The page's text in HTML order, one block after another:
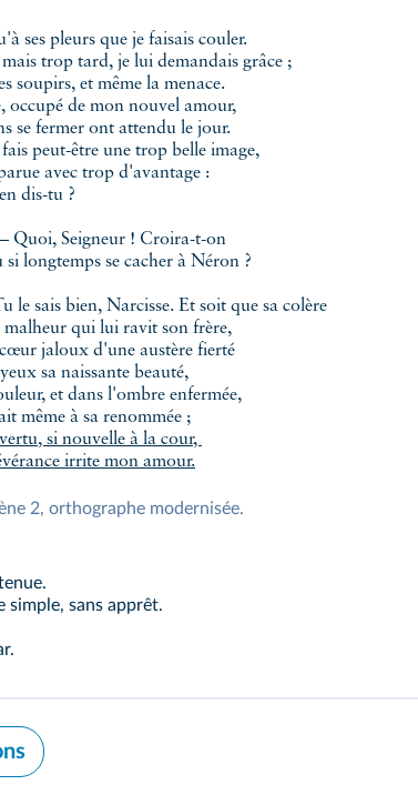
ses pleurs que je faisais couler.
trop tard, je lui demandais grâce ;
soupirs, et même la menace.
occupé de mon nouvel amour,
se fermer ont attendu le jour.
peut-être une trop belle image,
avec trop d'avantage :
dis-tu ?
– Quoi, Seigneur ! Croira-t-on
longtemps se cacher à Néron ?
le sais bien, Narcisse. Et soit que sa colère
qui lui ravit son frère,
jaloux d'une austère fierté
sa naissante beauté,
et dans l'ombre enfermée,
même à sa renommée ;
si nouvelle à la cour,
irrite mon amour.
2, orthographe modernisée.
simple, sans apprêt.